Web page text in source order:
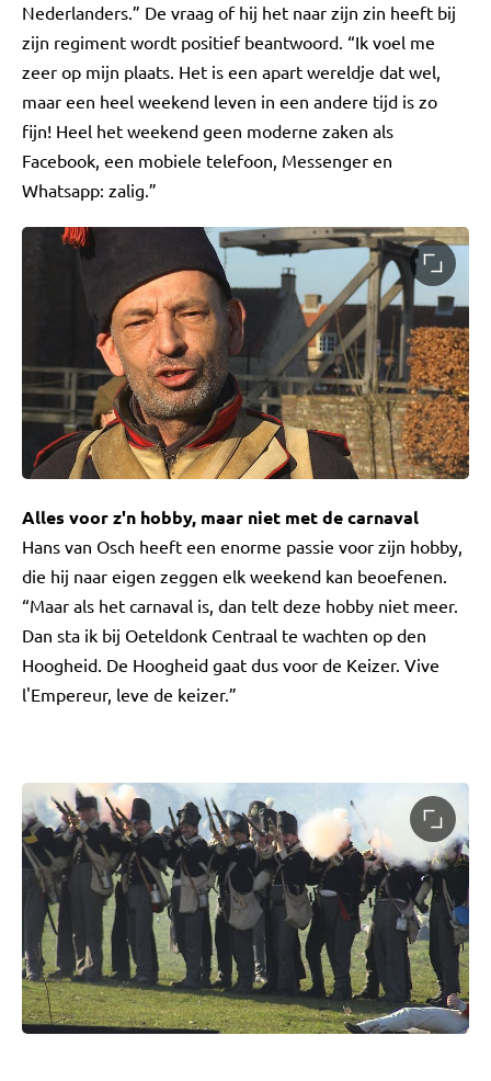
Nederlanders.” De vraag of hij het naar zijn zin heeft bij
zijn regiment wordt positief beantwoord. “Ik voel me
zeer op mijn plaats. Het is een apart wereldje dat wel,
maar een heel weekend leven in een andere tijd is zo
fijn! Heel het weekend geen moderne zaken als
Facebook, een mobiele telefoon, Messenger en
Whatsapp: zalig.”
Alles voor z'n hobby, maar niet met de carnaval
Hans van Osch heeft een enorme passie voor zijn hobby,
die hij naar eigen zeggen elk weekend kan beoefenen.
“Maar als het carnaval is, dan telt deze hobby niet meer.
Dan sta ik bij Oeteldonk Centraal te wachten op den
Hoogheid. De Hoogheid gaat dus voor de Keizer. Vive
l'Empereur, leve de keizer.”